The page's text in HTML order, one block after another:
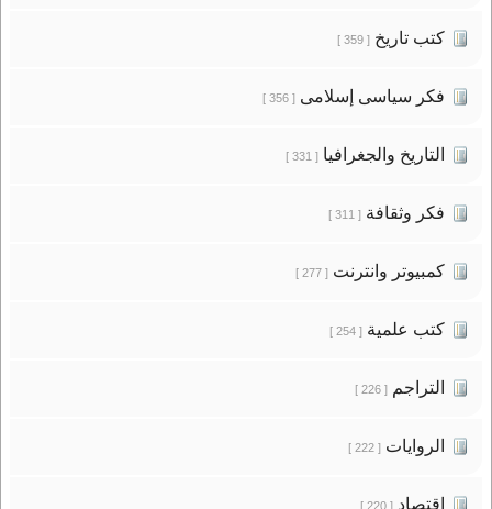
كتب تاريخ[ 359 ]
فكر سياسى إسلامى[ 356 ]
التاريخ والجغرافيا[ 331 ]
فكر وثقافة[ 311 ]
كمبيوتر وانترنت[ 277 ]
كتب علمية[ 254 ]
التراجم[ 226 ]
الروايات[ 222 ]
إقتصاد[ 220 ]